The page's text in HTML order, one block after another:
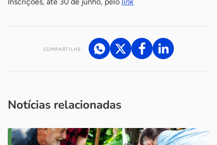
Inscrições, até 30 de junho, pelo link
COMPARTILHE
Notícias relacionadas